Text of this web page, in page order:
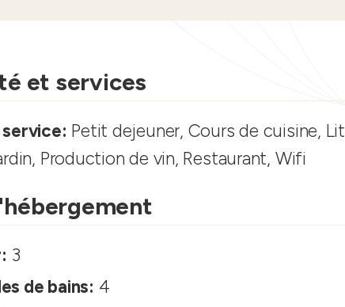
et services
Petit dejeuner, Cours de cuisine, Lit
Production de vin, Restaurant, Wifi
3
de bains: 4